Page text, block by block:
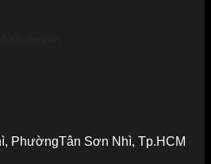
PhườngTân Sơn Nhì, Tp.HCM